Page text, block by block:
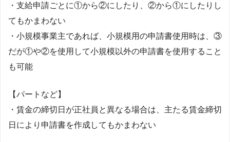
・支給申請ごとに①から②にしたり、②から①にしたりし
てもかまわない
・小規模事業主であれば、小規模用の申請書使用時は、③
だが①や②を使用して小規模以外の申請書を使用すること
も可能
【パートなど】
・賃金の締切日が正社員と異なる場合は、主たる賃金締切
日により申請書を作成してもかまわない